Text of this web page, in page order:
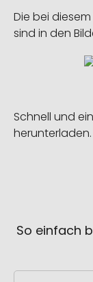
Die bei
sind in den
Schnell und
herunterladen.
So einfach